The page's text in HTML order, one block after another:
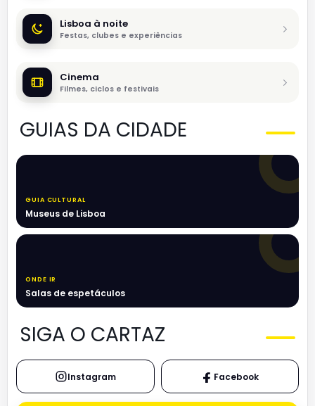
Lisboa à noite
Festas, clubes e experiências
Cinema
Filmes, ciclos e festivais
GUIAS DA CIDADE
GUIA CULTURAL
Museus de Lisboa
ONDE IR
Salas de espetáculos
SIGA O CARTAZ
Instagram Facebook